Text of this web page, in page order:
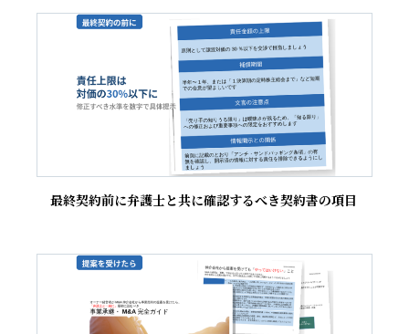
最終契約前に弁護士と共に確認するべき契約書の項目